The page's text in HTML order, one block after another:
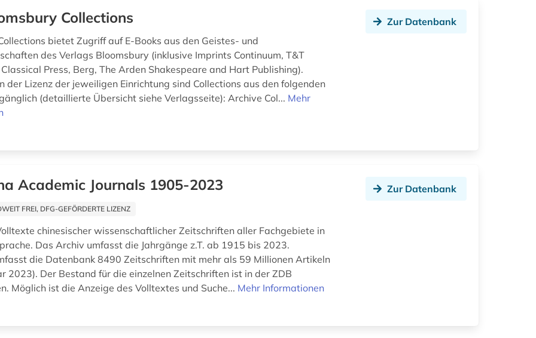
Collections
bietet Zugriff auf E-Books aus den Geistes- und
des Verlags Bloomsbury (inklusive Imprints Continuum, T&T
Press, Berg, The Arden Shakespeare and Hart Publishing).
der Lizenz der jeweiligen Einrichtung sind Collections aus den folgenden
(detaillierte Übersicht siehe Verlagsseite): Archive Col... Mehr
Zur Datenbank
Academic Journals 1905-2023
FREI, DFG-GEFÖRDERTE LIZENZ
chinesischer wissenschaftlicher Zeitschriften aller Fachgebiete in
Das Archiv umfasst die Jahrgänge z.T. ab 1915 bis 2023.
die Datenbank 8490 Zeitschriften mit mehr als 59 Millionen Artikeln
2023). Der Bestand für die einzelnen Zeitschriften ist in der ZDB
Möglich ist die Anzeige des Volltextes und Suche... Mehr Informationen
Zur Datenbank